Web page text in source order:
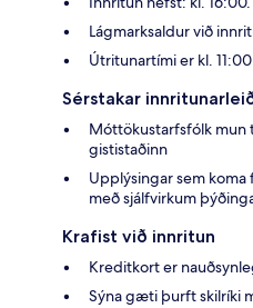
Lágmarksaldur við
Útritunartími er kl. 11:00
Sérstakar
Móttökustarfsfólk mun
gististaðinn
Upplýsingar sem
með sjálfvirkum
Krafist við innritun
Kreditkort er
Sýna gæti þurft skilríki